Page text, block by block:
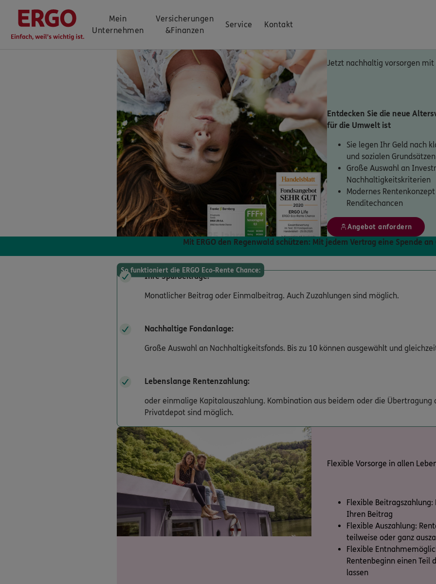
Mein
Unternehmen
Versicherungen
&Finanzen
Service Kontakt
Jetzt nachhaltig vorsorgen mit
Entdecken Sie die neue
für die Umwelt ist
Sie legen Ihr Geld nach
und sozialen
Große Auswahl an
Nachhaltigkeitskriterien
Modernes
Renditechancen
Angebot anfordern
Mit ERGO den Regenwald schützen: Mit jedem Vertrag eine Spende an
So funktioniert die ERGO Eco-Rente Chance:
Ihre Sparbeiträge:
Monatlicher Beitrag oder Einmalbeitrag. Auch Zuzahlungen sind möglich.
Nachhaltige Fondanlage:
Große Auswahl an Nachhaltigkeitsfonds. Bis zu 10 können ausgewählt und
Lebenslange Rentenzahlung:
oder einmalige Kapitalauszahlung. Kombination aus beidem oder die Übertragung
Privatdepot sind möglich.
Flexible Vorsorge in allen
Flexible Beitragszahlung:
Ihren Beitrag
Flexible Auszahlung:
teilweise oder ganz
Flexible
Rentenbeginn einen Teil
lassen